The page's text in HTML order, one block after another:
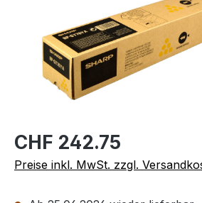
CHF 242.75
Preise inkl. MwSt. zzgl.